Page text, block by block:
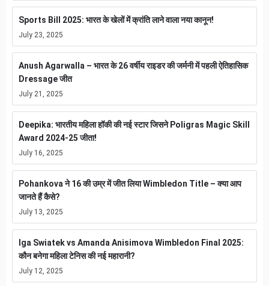
Sports Bill 2025: भारत के खेलों में क्रांति लाने वाला नया कानून!
July 23, 2025
Anush Agarwalla – भारत के 26 वर्षीय राइडर की जर्मनी में पहली ऐतिहासिक
Dressage जीत
July 21, 2025
Deepika: भारतीय महिला हॉकी की नई स्टार जिसने Poligras Magic Skill
Award 2024-25 जीता!
July 16, 2025
Pohankova ने 16 की उम्र में जीत लिया Wimbledon Title – क्या आप
जानते हैं कैसे?
July 13, 2025
Iga Swiatek vs Amanda Anisimova Wimbledon Final 2025:
कौन बनेगा महिला टेनिस की नई महारानी?
July 12, 2025